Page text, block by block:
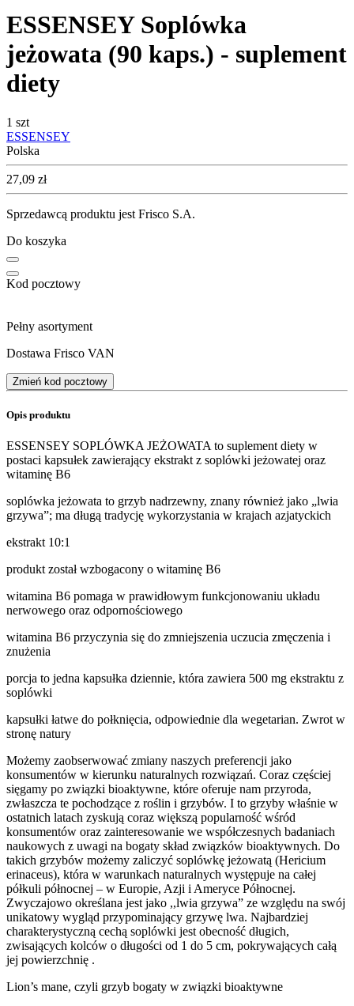
ESSENSEY Soplówka
jeżowata (90 kaps.) - suplement
diety
1 szt
ESSENSEY
Polska
Cena
27,09 zł
Sprzedawcą produktu jest Frisco S.A.
Do koszyka
Kod pocztowy
Pełny asortyment
Dostawa Frisco VAN
Zmień kod pocztowy
Opis produktu
ESSENSEY SOPLÓWKA JEŻOWATA to suplement diety w
postaci kapsułek zawierający ekstrakt z soplówki jeżowatej oraz
witaminę B6
soplówka jeżowata to grzyb nadrzewny, znany również jako „lwia
grzywa”; ma długą tradycję wykorzystania w krajach azjatyckich
ekstrakt 10:1
produkt został wzbogacony o witaminę B6
witamina B6 pomaga w prawidłowym funkcjonowaniu układu
nerwowego oraz odpornościowego
witamina B6 przyczynia się do zmniejszenia uczucia zmęczenia i
znużenia
porcja to jedna kapsułka dziennie, która zawiera 500 mg ekstraktu z
soplówki
kapsułki łatwe do połknięcia, odpowiednie dla wegetarian. Zwrot w
stronę natury
Możemy zaobserwować zmiany naszych preferencji jako
konsumentów w kierunku naturalnych rozwiązań. Coraz częściej
sięgamy po związki bioaktywne, które oferuje nam przyroda,
zwłaszcza te pochodzące z roślin i grzybów. I to grzyby właśnie w
ostatnich latach zyskują coraz większą popularność wśród
konsumentów oraz zainteresowanie we współczesnych badaniach
naukowych z uwagi na bogaty skład związków bioaktywnych. Do
takich grzybów możemy zaliczyć soplówkę jeżowatą (Hericium
erinaceus), która w warunkach naturalnych występuje na całej
półkuli północnej – w Europie, Azji i Ameryce Północnej.
Zwyczajowo określana jest jako ,,lwia grzywa” ze względu na swój
unikatowy wygląd przypominający grzywę lwa. Najbardziej
charakterystyczną cechą soplówki jest obecność długich,
zwisających kolców o długości od 1 do 5 cm, pokrywających całą
jej powierzchnię .
Lion’s mane, czyli grzyb bogaty w związki bioaktywne